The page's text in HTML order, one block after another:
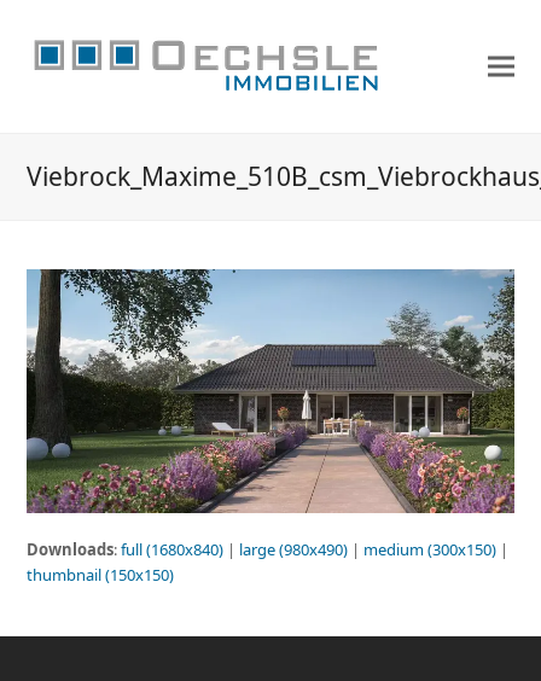
Downloads:full (1680x840) | large (980x490) | medium (300x150) |
thumbnail (150x150)